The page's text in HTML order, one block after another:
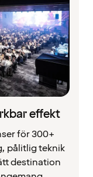
effekt
för 300+
pålitlig teknik
destination